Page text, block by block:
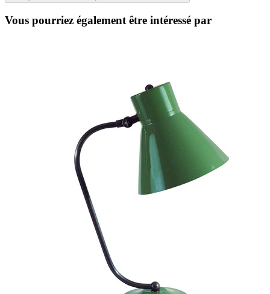
Vous pourriez également être intéressé par